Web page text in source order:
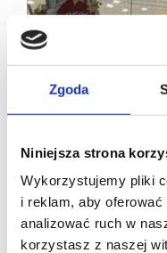
Zgoda
Niniejsza strona
Wykorzystujemy pliki
i reklam, aby oferować
analizować ruch w
korzystasz z naszej
08/12/2023